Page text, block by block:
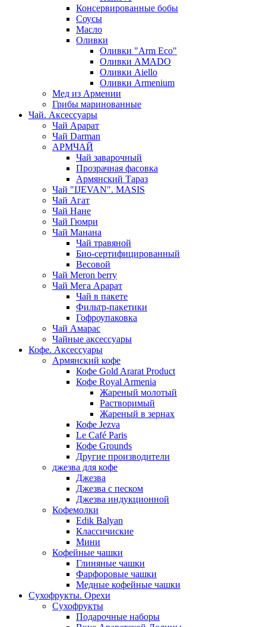
Консервированные бобы
Соусы
Масло
Оливки
Оливки "Arm Eco"
Оливки AMADO
Оливки Aiello
Оливки Armenium
Мед из Армении
Грибы маринованные
Чай. Аксессуары
Чай Арарат
Чай Darman
АРМЧАЙ
Чай заварочный
Прозрачная фасовка
Армянский Тараз
Чай "IJEVAN". MASIS
Чай Агат
Чай Нане
Чай Гюмри
Чай Манана
Чай травяной
Био-сертифицированный
Весовой
Чай Meron berry
Чай Мега Арарат
Чай в пакете
Фильтр-пакетики
Гофроупаковка
Чай Амарас
Чайные аксессуары
Кофе. Аксессуары
Армянский кофе
Кофе Gold Ararat Product
Кофе Royal Armenia
Жареный молотый
Растворимый
Жареный в зернах
Кофе Jezva
Le Café Paris
Кофе Grounds
Другие производители
джезва для кофе
Джезва
Джезва с песком
Джезва индукционной
Кофемолки
Edik Balyan
Классичиские
Мини
Кофейные чашки
Глиняные чашки
Фарфоровые чашки
Медные кофейные чашки
Сухофрукты. Орехи
Сухофрукты
Подарочные наборы